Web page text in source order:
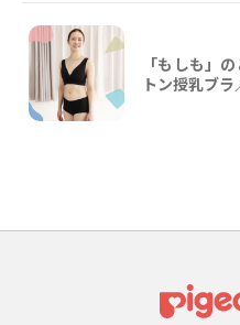
「もしも」
トン授乳ブ